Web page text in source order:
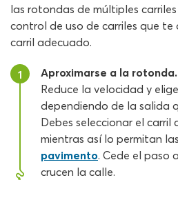
las rotondas de múltiples
control de uso de carriles que te
carril adecuado.
1
Aproximarse a la rotonda.
Reduce la velocidad y
dependiendo de la salida
Debes seleccionar el carril
mientras así lo permitan las
pavimento. Cede el paso
crucen la calle.